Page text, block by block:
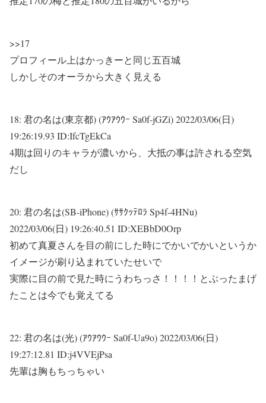
>>17
プロフィール上はかっきーと同じ五百城
しかしそのオーラから大きく見える
18: 君の名は(東京都) (ｱｳｱｳｳｰ Sa0f-jGZi)2022/03/06(日)
19:26:19.93 ID:IfcTgEkCa
4期は回りのキャラが濃いから、大抵の事は許される空気
だし
20: 君の名は(SB-iPhone) (ｻｻｸｯﾃﾛﾗ Sp4f-4HNu)
2022/03/06(日) 19:26:40.51 ID:XEBbD0Orp
初めて真夏さんを目の前にした時にでかいでかいというか
イメージが刷り込まれていたせいで
実際に目の前で見た時にうわちっさ！！！！とぶったまげ
たことは今でも覚えてる
22: 君の名は(光) (ｱｳｱｳｳｰ Sa0f-Ua9o)2022/03/06(日)
19:27:12.81 ID:j4VVEjPsa
先輩は胸もちっちゃい